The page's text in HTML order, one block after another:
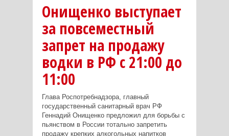
Онищенко выступает
за повсеместный
запрет на продажу
водки в РФ с 21:00 до
11:00
Глава Роспотребнадзора, главный
государственный санитарный врач РФ
Геннадий Онищенко предложил для борьбы с
пьянством в России тотально запретить
продажу крепких алкогольных напитков